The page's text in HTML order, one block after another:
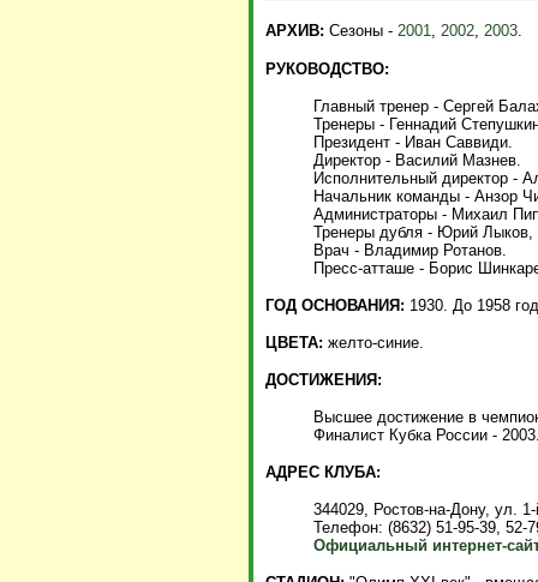
АРХИВ: Сезоны - 2001, 2002, 2003.
РУКОВОДСТВО:
Главный тренер - Сергей
Тренеры - Геннадий
Президент - Иван Саввиди.
Директор - Василий Мазнев.
Исполнительный директор -
Начальник команды - Анзор
Администраторы - Михаил
Тренеры дубля - Юрий Лыков,
Врач - Владимир Ротанов.
Пресс-атташе - Борис
ГОД ОСНОВАНИЯ: 1930. До 1958
ЦВЕТА: желто-синие.
ДОСТИЖЕНИЯ:
Высшее достижение в
Финалист Кубка России -
АДРЕС КЛУБА:
344029, Ростов-на-Дону, ул.
Телефон: (8632) 51-95-39, 52-
Официальный интернет-